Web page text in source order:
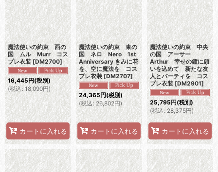
魔法使いの約束 西の
国 ムル Murr コス
プレ衣装 [DM2700]
16,445円(税別)
(税込 : 18,090円)
カートに入れる
魔法使いの約束 東の
国 ネロ Nero 1st
Anniversary きみに花
を、空に魔法を コス
プレ衣装 [DM2707]
24,365円(税別)
(税込: 26,802円)
カートに入れる
魔法使いの約束 中央
の国 アーサー
Arthur 幸せの鐘に願
いを込めて 新たな友
人とパーティを コス
プレ衣装 [DM2901]
25,795円(税別)
(税込 : 28,375円)
カートに入れる